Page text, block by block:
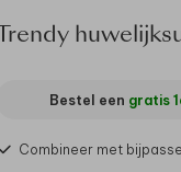
Bestel een gratis
Combineer met